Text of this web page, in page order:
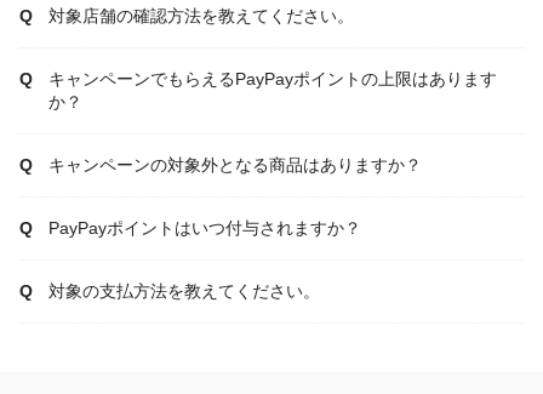
対象店舗の確認方法を教えてください。
キャンペーンでもらえるPayPayポイントの上限はあります
か？
キャンペーンの対象外となる商品はありますか？
PayPayポイントはいつ付与されますか？
対象の支払方法を教えてください。